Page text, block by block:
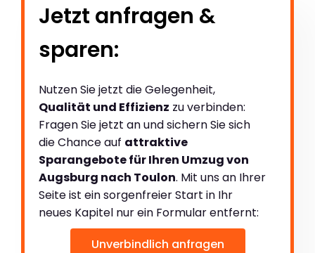
Jetzt anfragen &
sparen:
Nutzen Sie jetzt die Gelegenheit,
Qualität und Effizienz zu verbinden:
Fragen Sie jetzt an und sichern Sie sich
die Chance auf attraktive
Sparangebote für Ihren Umzug von
Augsburg nach Toulon. Mit uns an Ihrer
Seite ist ein sorgenfreier Start in Ihr
neues Kapitel nur ein Formular entfernt:
Unverbindlich anfragen